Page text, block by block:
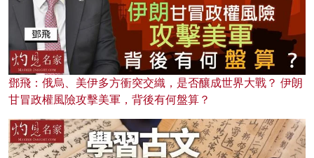
鄧飛：俄烏、美伊多方衝突交織，是否釀成世界大戰？ 伊朗
甘冒政權風險攻擊美軍，背後有何盤算？